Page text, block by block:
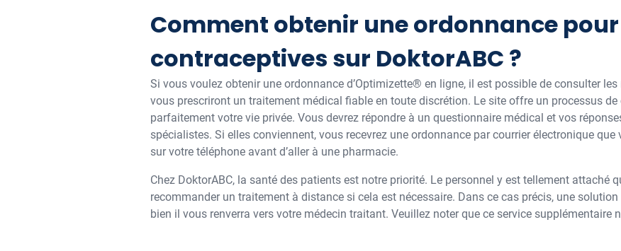
Comment obtenir une ordonnance
contraceptives sur DoktorABC ?
Si vous voulez obtenir une ordonnance d’Optimizette® en ligne, il est possible de consulter
vous prescriront un traitement médical fiable en toute discrétion. Le site offre un processus
parfaitement votre vie privée. Vous devrez répondre à un questionnaire médical et vos
spécialistes. Si elles conviennent, vous recevrez une ordonnance par courrier électronique
sur votre téléphone avant d’aller à une pharmacie.
Chez DoktorABC, la santé des patients est notre priorité. Le personnel y est tellement attaché
recommander un traitement à distance si cela est nécessaire. Dans ce cas précis, une
bien il vous renverra vers votre médecin traitant. Veuillez noter que ce service supplémentaire